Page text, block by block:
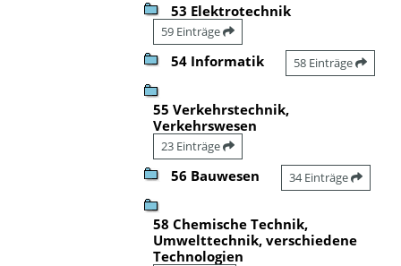
53 Elektrotechnik
59 Einträge
54 Informatik 58 Einträge
55 Verkehrstechnik,
Verkehrswesen
23 Einträge
56 Bauwesen 34 Einträge
58 Chemische Technik,
Umwelttechnik, verschiedene
Technologien